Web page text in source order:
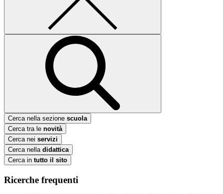
Cerca nella sezione scuola
Cerca tra le novità
Cerca nei servizi
Cerca nella didattica
Cerca in tutto il sito
Ricerche frequenti